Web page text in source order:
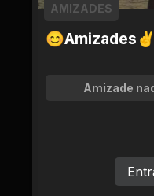
AMIZADES
Amizade